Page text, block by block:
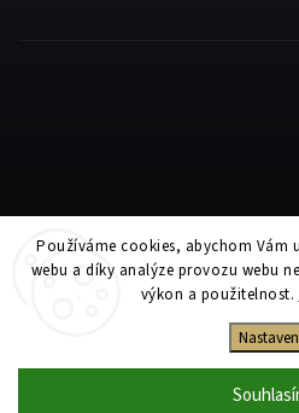
Používáme cookies, abychom
webu a díky analýze provozu webu
výkon a použitelnost.
Copyright 2026Tiskolino.cz.
Upravit
| Design